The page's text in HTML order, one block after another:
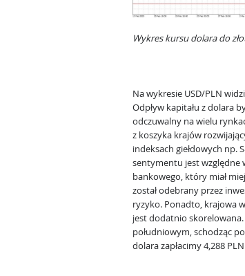
Wykres kursu dolara do
Na wykresie USD/PLN
Odpływ kapitału z dolara
odczuwalny na wielu
z koszyka krajów
indeksach giełdowych np.
sentymentu jest względne
bankowego, który miał
został odebrany przez
ryzyko. Ponadto, krajowa
jest dodatnio
południowym, schodząc
dolara zapłacimy 4,288